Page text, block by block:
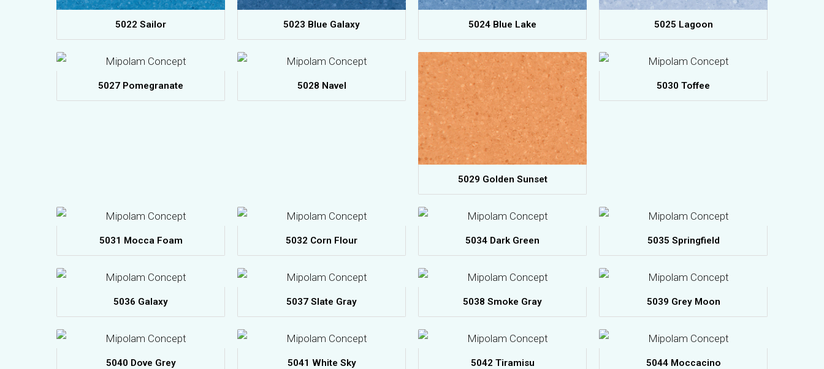
5022 Sailor 5023 Blue Galaxy 5024 Blue Lake 5025 Lagoon
5027 Pomegranate 5028 Navel
5029 Golden Sunset
5030 Toffee
5031 Mocca Foam 5032 Corn Flour 5034 Dark Green 5035 Springfield
5036 Galaxy 5037 Slate Gray 5038 Smoke Gray 5039 Grey Moon
5040 Dove Grey 5041 White Sky 5042 Tiramisu 5044 Moccacino